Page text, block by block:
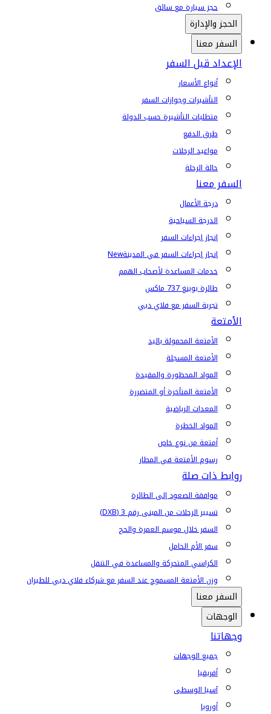
حجز سيارة مع سائق
الحجز والإدارة
السفر معنا
الإعداد قبل السفر
أنواع الأسعار
التأشيرات وجوازات السفر
متطلبات التأشيرة حسب الدولة
طرق الدفع
مواعيد الرحلات
حالة الرحلة
السفر معنا
درجة الأعمال
الدرجة السياحية
إنجاز إجراءات السفر
إنجاز إجراءات السفر في المدينةNew
خدمات المساعدة لأصحاب الهمم
طائرة بوينغ 737 ماكس
تجربة السفر مع فلاي دبي
الأمتعة
الأمتعة المحمولة باليد
الأمتعة المسجلة
المواد المحظورة والمقيدة
الأمتعة المتأخرة أو المتضررة
المعدات الرياضية
المواد الخطرة
أمتعة من نوع خاص
رسوم الأمتعة في المطار
روابط ذات صلة
موافقة الصعود إلى الطائرة
تسيير الرحلات من المبنى رقم 3 (DXB)
السفر خلال موسم العمرة والحج
سفر الأم الحامل
الكراسي المتحركة والمساعدة في التنقل
وزن الأمتعة المسموح عند السفر مع شركاء فلاي دبي للطيران
السفر معنا
الوجهات
وجهاتنا
جميع الوجهات
أفريقيا
آسيا الوسطى
أوروبا